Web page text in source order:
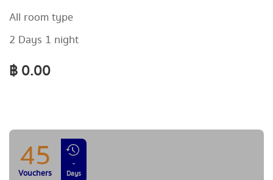
กา ในราคาเริ่มเพียง 4,4xx บาท/คืน*
All room type
2 Days 1 night
฿ 0.00
45
Vouchers
-
Days